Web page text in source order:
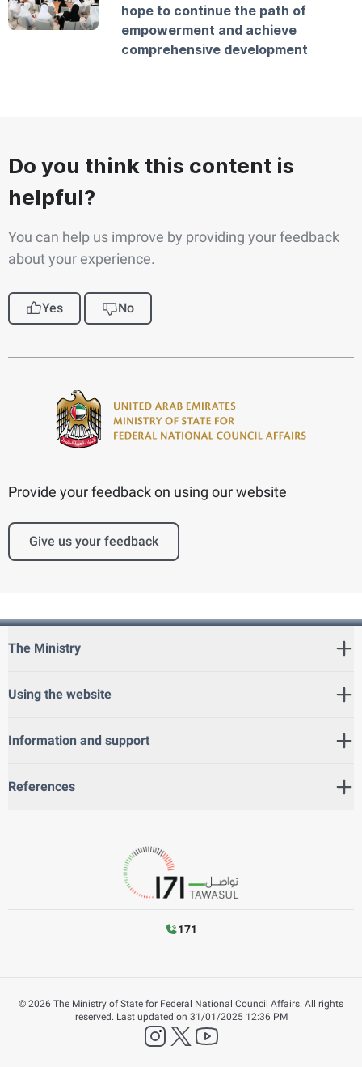
hope to continue the path of
empowerment and achieve
comprehensive development
Do you think this content is
helpful?
You can help us improve by providing your feedback
about your experience.
Yes No
Provide your feedback on using our website
Give us your feedback
The Ministry
Using the website
Information and support
References
171
© 2026 The Ministry of State for Federal National Council Affairs. All rights
reserved. Last updated on 31/01/2025 12:36 PM
instagram
twitter